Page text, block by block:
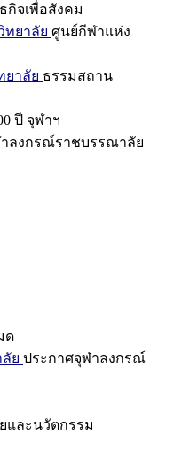
กิจเพื่อสังคม
ยาลัย ศูนย์กีฬาแห่ง
ยาลัย ธรรมสถาน
ปี จุฬาฯ
ลงกรณ์ราชบรรณาลัย
ด
ย ประกาศจุฬาลงกรณ์
และนวัตกรรม